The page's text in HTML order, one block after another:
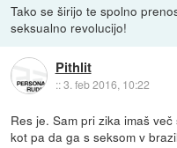
Tako se širijo te spolno
seksualno revolucijo!
Pithlit
::3. feb 2016, 10:22
Res je. Sam pri zika imaš
kot pa da ga s seksom v